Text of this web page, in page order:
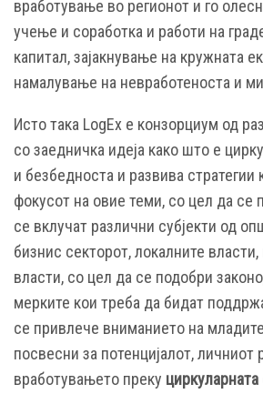
вработување во регионот и го
учење и соработка и работи на
капитал, зајакнување на кружната
намалување на невработеноста и
Исто така LogEx е конзорциум од
со заедничка идеја како што е
и безбедноста и развива
фокусот на овие теми, со цел да се
се вклучат различни субјекти од
бизнис секторот, локалните
власти, со цел да се подобри
мерките кои треба да бидат
се привлече вниманието на
посвесни за потенцијалот, личниот
вработувањето преку